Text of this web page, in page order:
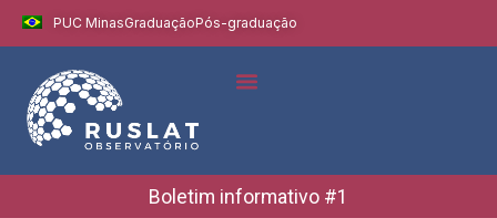
PUC MinasGraduaçãoPós-graduação
Boletim informativo #1